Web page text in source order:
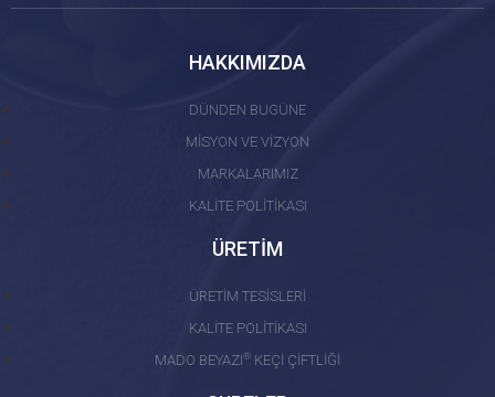
HAKKIMIZDA
DÜNDEN BUGÜNE
MİSYON VE VİZYON
MARKALARIMIZ
KALİTE POLİTİKASI
ÜRETİM
ÜRETİM TESİSLERİ
KALİTE POLİTİKASI
MADO BEYAZI® KEÇİ ÇİFTLİĞİ